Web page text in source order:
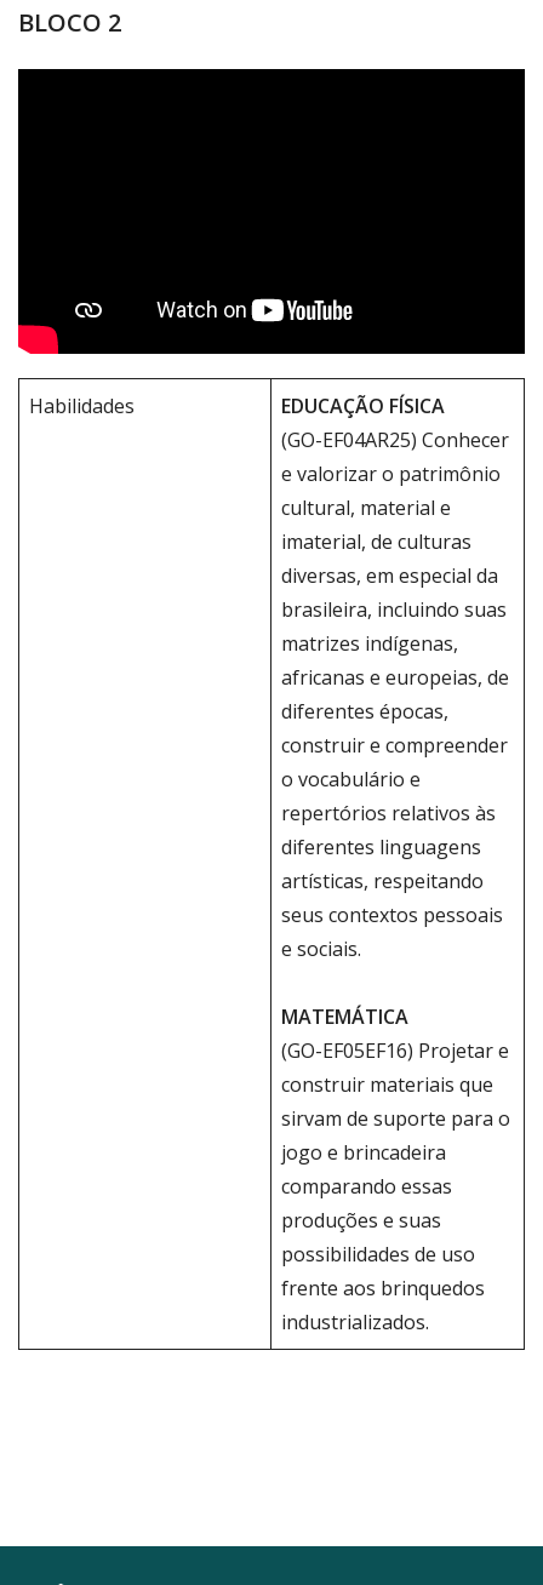
BLOCO 2
Habilidades
EDUCAÇÃO FÍSICA
(GO-EF04AR25) Conhecer
e valorizar o patrimônio
cultural, material e
imaterial, de culturas
diversas, em especial da
brasileira, incluindo suas
matrizes indígenas,
africanas e europeias, de
diferentes épocas,
construir e compreender
o vocabulário e
repertórios relativos às
diferentes linguagens
artísticas, respeitando
seus contextos pessoais
e sociais.
MATEMÁTICA
(GO-EF05EF16) Projetar e
construir materiais que
sirvam de suporte para o
jogo e brincadeira
comparando essas
produções e suas
possibilidades de uso
frente aos brinquedos
industrializados.